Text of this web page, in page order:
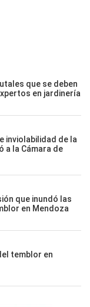
que se deben
en jardinería
inviolabilidad de la
a la Cámara de
que inundó las
en Mendoza
temblor en